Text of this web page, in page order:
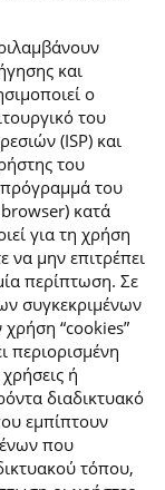
και
ο
του
(ISP) και
του
πρόγραμμά του
κατά
για τη χρήση
να μην επιτρέπει
περίπτωση. Σε
συγκεκριμένων
χρήση “cookies”
περιορισμένη
ή
διαδικτυακό
εμπίπτουν
που
τόπου,